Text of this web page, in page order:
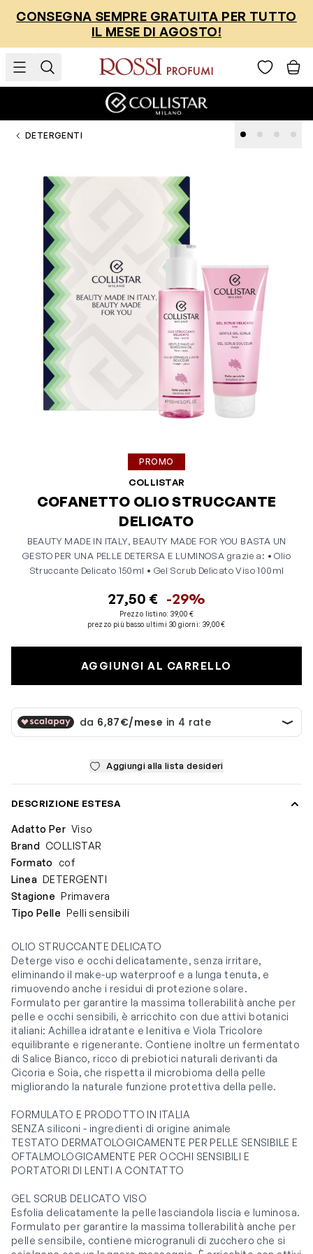
CONSEGNA SEMPRE GRATUITA PER TUTTO
IL MESE DI AGOSTO!
DETERGENTI
PROMO
COLLISTAR
COFANETTO OLIO STRUCCANTE
DELICATO
BEAUTY MADE IN ITALY, BEAUTY MADE FOR YOU BASTA UN
GESTO PER UNA PELLE DETERSA E LUMINOSA grazie a: • Olio
Struccante Delicato 150ml • Gel Scrub Delicato Viso 100ml
27,50 € -29%
Prezzo listino:39,00 €
prezzo più basso ultimi 30 giorni:39,00 €
AGGIUNGI AL CARRELLO
Aggiungi alla lista desideri
DESCRIZIONE ESTESA
Adatto Per Viso
Brand COLLISTAR
Formato
cof
Linea DETERGENTI
Stagione Primavera
Tipo Pelle Pelli sensibili
OLIO STRUCCANTE DELICATO
Deterge viso e occhi delicatamente, senza irritare,
eliminando il make-up waterproof e a lunga tenuta, e
rimuovendo anche i residui di protezione solare.
Formulato per garantire la massima tollerabilità anche per
pelle e occhi sensibili, è arricchito con due attivi botanici
italiani: Achillea idratante e lenitiva e Viola Tricolore
equilibrante e rigenerante. Contiene inoltre un fermentato
di Salice Bianco, ricco di prebiotici naturali derivanti da
Cicoria e Soia, che rispetta il microbioma della pelle
migliorando la naturale funzione protettiva della pelle.
FORMULATO E PRODOTTO IN ITALIA
SENZA siliconi - ingredienti di origine animale
TESTATO DERMATOLOGICAMENTE PER PELLE SENSIBILE E
OFTALMOLOGICAMENTE PER OCCHI SENSIBILI E
PORTATORI DI LENTI A CONTATTO
GEL SCRUB DELICATO VISO
Esfolia delicatamente la pelle lasciandola liscia e luminosa.
Formulato per garantire la massima tollerabilità anche per
pelle sensibile, contiene microgranuli di zucchero che si